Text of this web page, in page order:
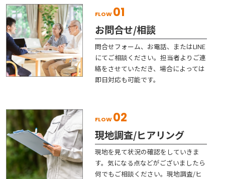
FLOW01
お問合せ/相談
問合せフォーム、お電話、またはLINE
にてご相談ください。担当者よりご連
絡をさせていただき、場合によっては
即日対応も可能です。
FLOW02
現地調査/ヒアリング
現地を見て状況の確認をしていきま
す。気になる点などがございましたら
何でもご相談ください。現地調査/ヒ